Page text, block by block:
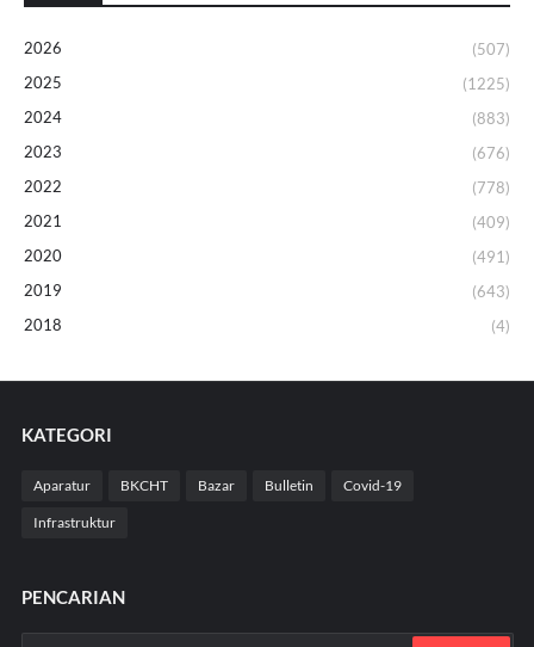
2026
(507)
2025
(1225)
2024
(883)
2023
(676)
2022
(778)
2021
(409)
2020
(491)
2019
(643)
2018
(4)
KATEGORI
Aparatur BKCHT Bazar Bulletin Covid-19
Infrastruktur
PENCARIAN